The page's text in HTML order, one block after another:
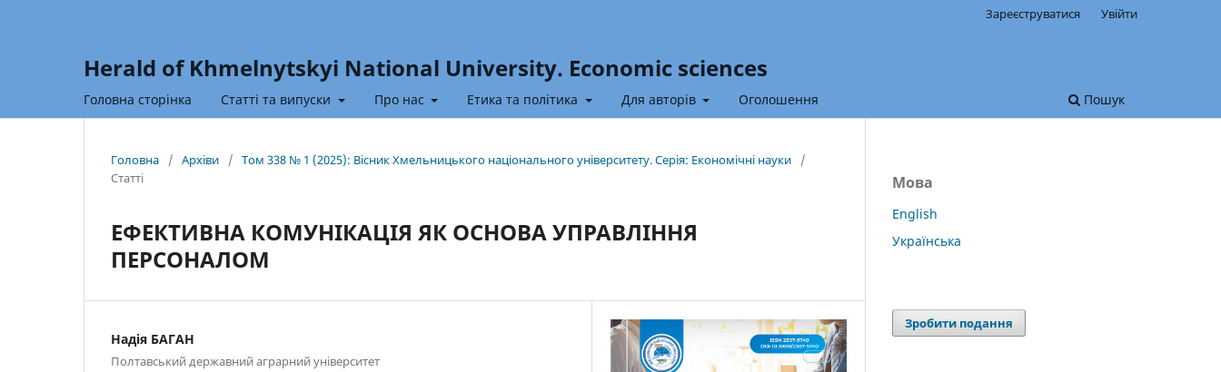
Herald of Khmelnytskyi National University. Economic sciences
Головна сторінка Статті та випуски Про нас Етика та політика Для авторів Оголошення Пошук
Зареєструватися Увійти
Головна / Архіви / Том 338 № 1 (2025): Вісник Хмельницького національного університету. Серія: Економічні науки
/
Статті
ЕФЕКТИВНА КОМУНІКАЦІЯ ЯК ОСНОВА УПРАВЛІННЯ
ПЕРСОНАЛОМ
Надія БАГАН
Полтавський державний аграрний університет
Мова
English
Українська
Зробити подання